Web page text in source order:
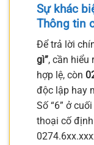
Sự khác
Thông tin
Để trả lời
gì”, cần hiểu
hợp lệ, còn
độc lập hay
Số “6” ở
thoại cố